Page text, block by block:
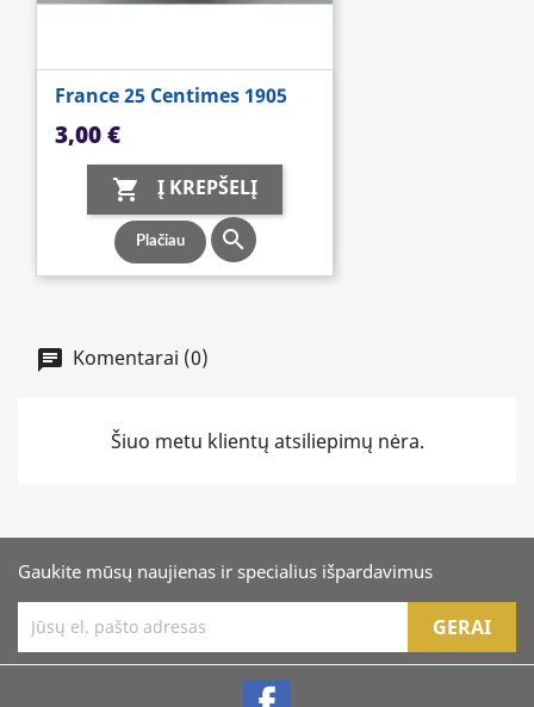
France 25 Centimes 1905
Kaina
3,00 €
 Į KREPŠELĮ
Plačiau 
Komentarai (0)
Šiuo metu klientų atsiliepimų nėra.
Gaukite mūsų naujienas ir specialius išpardavimus